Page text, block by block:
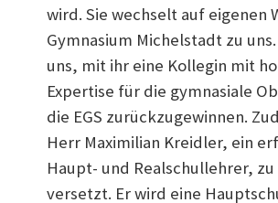
wird. Sie wechselt auf eigenen
Gymnasium Michelstadt zu
uns, mit ihr eine Kollegin mit
Expertise für die gymnasiale
die EGS zurückzugewinnen.
Herr Maximilian Kreidler, ein
Haupt- und Realschullehrer, zu
versetzt. Er wird eine